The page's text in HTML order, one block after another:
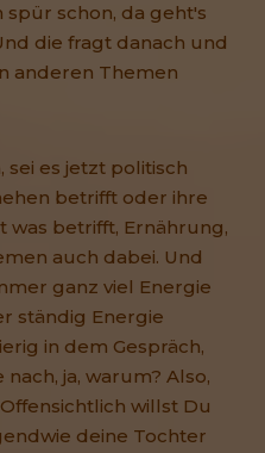
schon, da geht's
die fragt danach und
anderen Themen
sei es jetzt politisch
betrifft oder ihre
was betrifft, Ernährung,
auch dabei. Und
ganz viel Energie
ständig Energie
in dem Gespräch,
ja, warum? Also,
willst Du
deine Tochter